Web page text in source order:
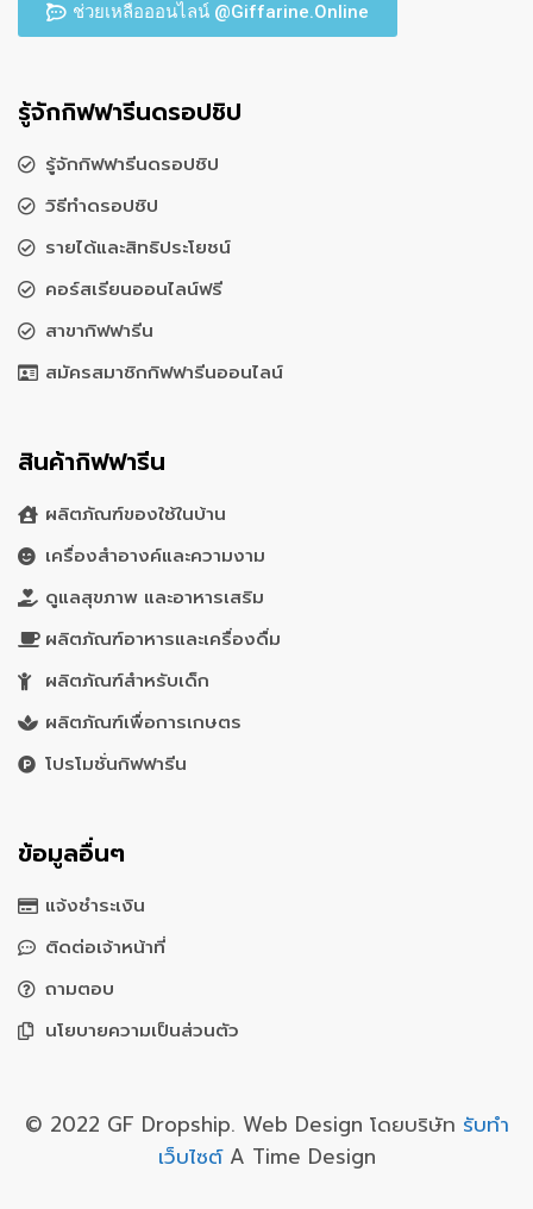
ช่วยเหลือออนไลน์ @Giffarine.Online
รู้จักกิฟฟารีนดรอปชิป
รู้จักกิฟฟารีนดรอปชิป
วิธีทำดรอปชิป
รายได้และสิทธิประโยชน์
คอร์สเรียนออนไลน์ฟรี
สาขากิฟฟารีน
สมัครสมาชิกกิฟฟารีนออนไลน์
สินค้ากิฟฟารีน
ผลิตภัณฑ์ของใช้ในบ้าน
เครื่องสำอางค์และความงาม
ดูแลสุขภาพ และอาหารเสริม
ผลิตภัณฑ์อาหารและเครื่องดื่ม
ผลิตภัณฑ์สำหรับเด็ก
ผลิตภัณฑ์เพื่อการเกษตร
โปรโมชั่นกิฟฟารีน
ข้อมูลอื่นๆ
แจ้งชำระเงิน
ติดต่อเจ้าหน้าที่
ถามตอบ
นโยบายความเป็นส่วนตัว
© 2022 GF Dropship. Web Design โดยบริษัท รับทำ
เว็บไซต์ A Time Design